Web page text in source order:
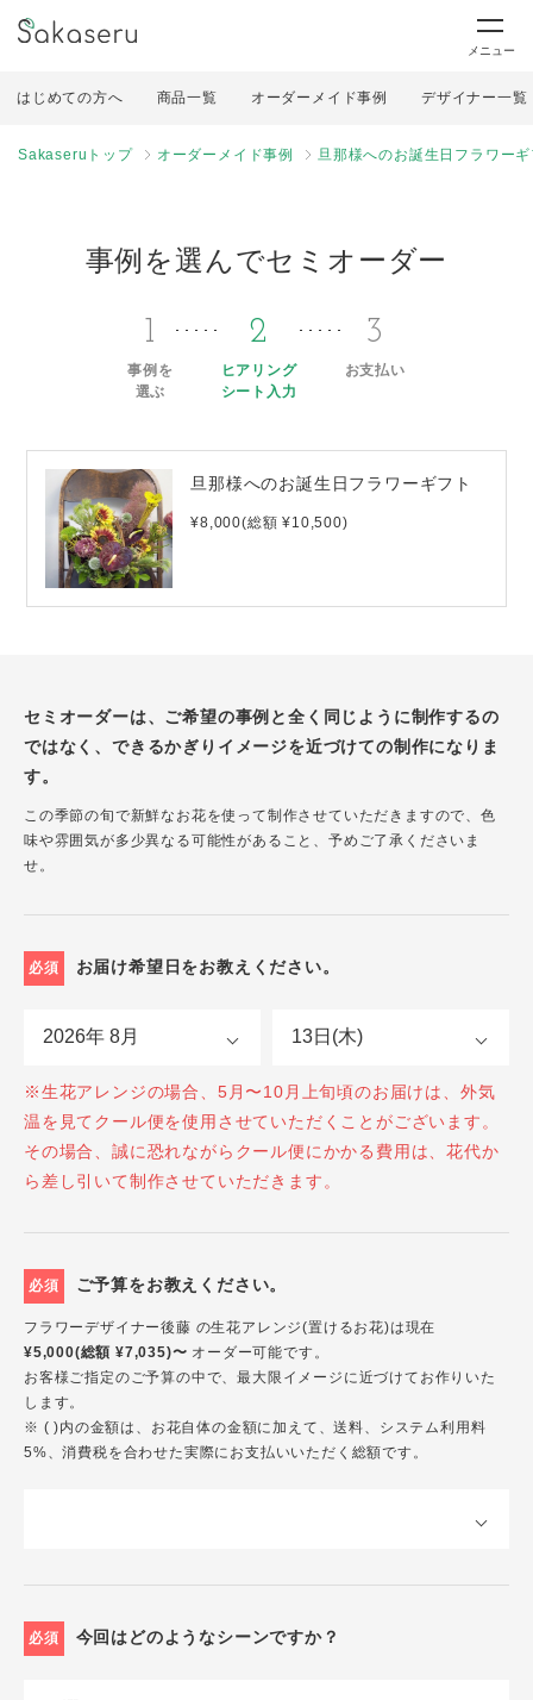
メニュー
はじめての方へ 商品一覧 オーダーメイド事例 デザイナー一覧
Sakaseruトップ オーダーメイド事例 旦那様へのお誕生日フラワー
事例を選んでセミオーダー
1
事例を
選ぶ
2
ヒアリング
シート入力
3
お支払い
旦那様へのお誕生日フラワーギフト
¥8,000(総額 ¥10,500)
セミオーダーは、ご希望の事例と全く同じように制作するの
ではなく、できるかぎりイメージを近づけての制作になりま
す。
この季節の旬で新鮮なお花を使って制作させていただきますので、色
味や雰囲気が多少異なる可能性があること、予めご了承くださいま
せ。
必須 お届け希望日をお教えください。
※生花アレンジの場合、5月〜10月上旬頃のお届けは、外気
温を見てクール便を使用させていただくことがございます。
その場合、誠に恐れながらクール便にかかる費用は、花代か
ら差し引いて制作させていただきます。
必須 ご予算をお教えください。
フラワーデザイナー後藤 の生花アレンジ(置けるお花)は現在
¥5,000(総額 ¥7,035)〜 オーダー可能です。
お客様ご指定のご予算の中で、最大限イメージに近づけてお作りいた
します。
※ ( )内の金額は、お花自体の金額に加えて、送料、システム利用料
5%、消費税を合わせた実際にお支払いいただく総額です。
必須 今回はどのようなシーンですか？